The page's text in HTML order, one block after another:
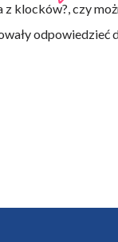
z klocków?, czy